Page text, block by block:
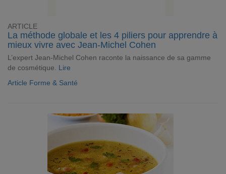
ARTICLE
La méthode globale et les 4 piliers pour apprendre à
mieux vivre avec Jean-Michel Cohen
L’expert Jean-Michel Cohen raconte la naissance de sa gamme
de cosmétique. Lire
Article Forme & Santé